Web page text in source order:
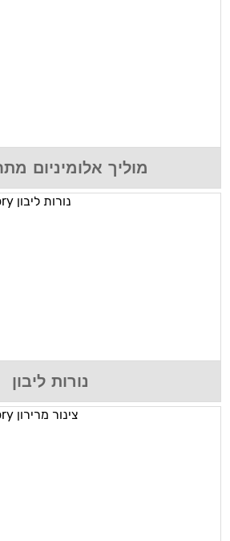
מוליך אלומיניום
נורות ליבון